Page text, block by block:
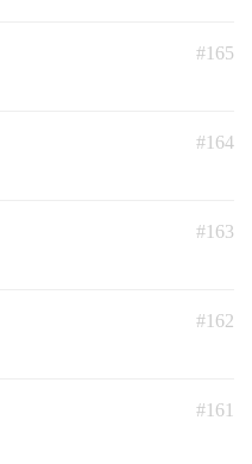
#165
#164
#163
#162
#161